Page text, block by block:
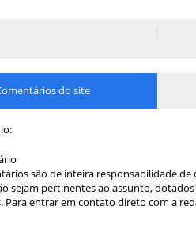
do site
são de inteira responsabilidade
sejam pertinentes ao assunto,
Para entrar em contato direto com a